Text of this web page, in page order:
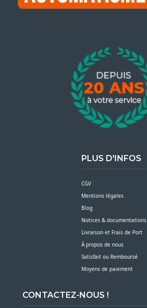
PLUS D'INFOS
CGV
Mentions légales
Blog
Notices & documentations
Livraison et Frais de Port
À propos de nous
Satisfait ou Remboursé
Moyens de paiement
CONTACTEZ-NOUS !